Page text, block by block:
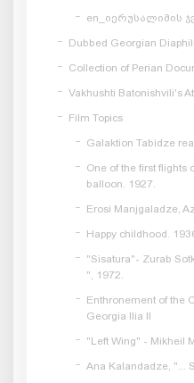
en_იერუსალიმის
Dubbed Georgian
Collection of Perian
Vakhushti Batonishvili's
Film Topics
Galaktion Tabidze
One of the first flights
balloon. 1927.
Erosi Manjgaladze,
Happy childhood.
"Sisatura"- Zurab
", 1972.
Enthronement of the
Georgia Ilia II
"Left Wing" - Mikheil
Ana Kalandadze, "...